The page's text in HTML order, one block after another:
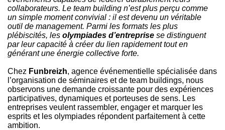
collaborateurs. Le team building n’est plus perçu comme
un simple moment convivial : il est devenu un véritable
outil de management. Parmi les formats les plus
plébiscités, les olympiades d’entreprise se distinguent
par leur capacité à créer du lien rapidement tout en
générant une énergie collective forte.
Chez Funbreizh, agence événementielle spécialisée dans
l’organisation de séminaires et de team buildings, nous
observons une demande croissante pour des expériences
participatives, dynamiques et porteuses de sens. Les
entreprises veulent rassembler, engager et marquer les
esprits et les olympiades répondent parfaitement à cette
ambition.